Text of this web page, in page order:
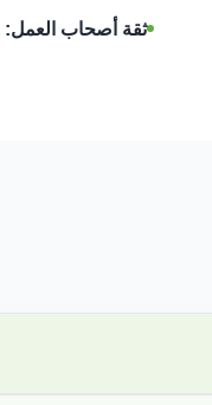
ثقة أصحاب العمل: